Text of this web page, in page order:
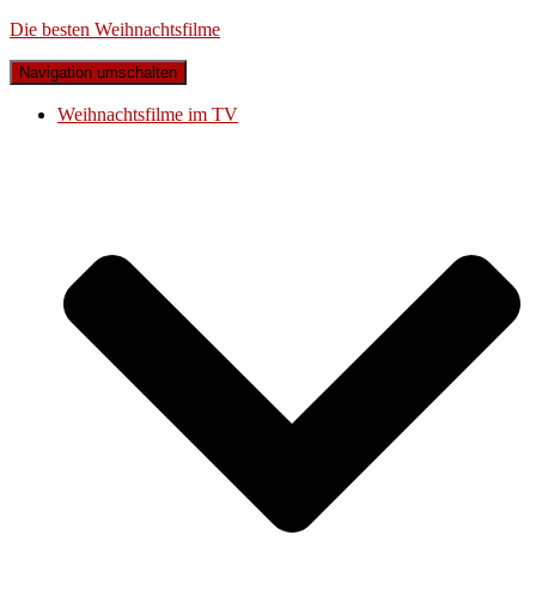
Die besten Weihnachtsfilme
Navigation umschalten
Weihnachtsfilme im TV